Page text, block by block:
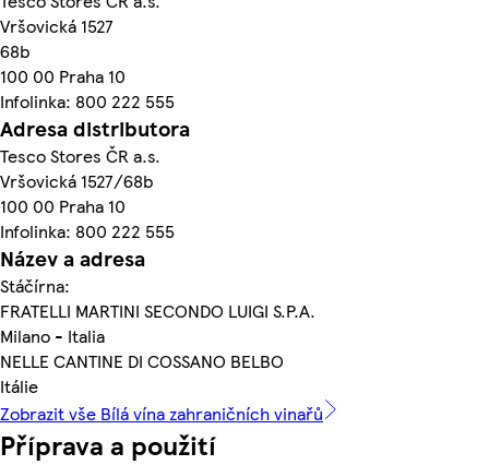
Vršovická 1527
68b
100 00 Praha 10
Infolinka: 800 222 555
Adresa distributora
Tesco Stores ČR a.s.
Vršovická 1527/68b
100 00 Praha 10
Infolinka: 800 222 555
Název a adresa
Stáčírna:
FRATELLI MARTINI SECONDO LUIGI S.P.A.
Milano - Italia
NELLE CANTINE DI COSSANO BELBO
Itálie
Zobrazit vše Bílá vína zahraničních vinařů
Příprava a použití